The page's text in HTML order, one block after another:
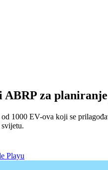
za
1000 EV-ova koji se